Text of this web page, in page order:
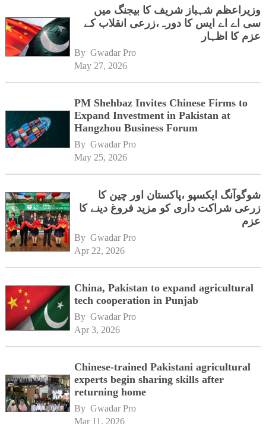
وزیراعظم شہباز شریف کا بیجنگ میں
سی اے اے ایس کا دورہ،زرعی انقلاب کے
عزم کا اظہار
By Gwadar Pro
May 27, 2026
PM Shehbaz Invites Chinese Firms to
Expand Investment in Pakistan at
Hangzhou Business Forum
By Gwadar Pro
May 25, 2026
شوگوآنگ ایکسپو ،پاکستان اور چین کا
زرعی شراکت داری کو مزید فروغ دینے کا
عزم
By Gwadar Pro
Apr 22, 2026
China, Pakistan to expand agricultural
tech cooperation in Punjab
By Gwadar Pro
Apr 3, 2026
Chinese-trained Pakistani agricultural
experts begin sharing skills after
returning home
By Gwadar Pro
Mar 11, 2026